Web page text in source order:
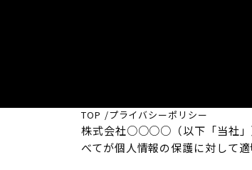
TOP プライバシーポリシー
株式会社○○○○（以下「当社」
べてが個人情報の保護に対して